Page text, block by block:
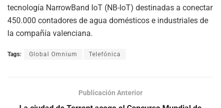
tecnología NarrowBand IoT (NB-IoT) destinadas a conectar
450.000 contadores de agua domésticos e industriales de
la compañía valenciana.
Tags: Global Omnium Telefónica
Publicación Anterior